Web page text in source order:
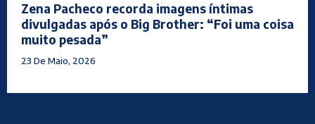
Zena Pacheco recorda imagens íntimas
divulgadas após o Big Brother: “Foi uma coisa
muito pesada”
23 De Maio, 2026